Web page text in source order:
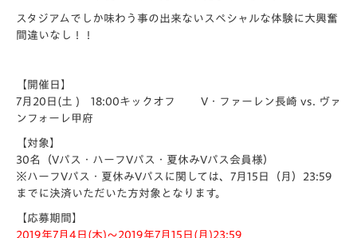
スタジアムでしか味わう事の出来ないスペシャルな体験に大興奮
間違いなし！！
【開催日】
7月20日(土 ) 18:00キックオフ V・ファーレン長崎 vs. ヴァ
ンフォーレ甲府
【対象】
30名（Vパス・ハーフVパス・夏休みVパス会員様）
※ハーフVパス・夏休みVパスに関しては、7月15日（月）23:59
までに決済いただいた方対象となります。
【応募期間】
2019年7月4日(木)～2019年7月15日(月)23:59